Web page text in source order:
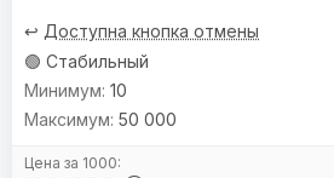
↩️ Доступна кнопка отмены
🟢 Стабильный
10
50 000